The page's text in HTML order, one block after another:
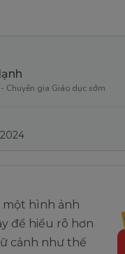
Chuyên gia Giáo dục sớm
một hình ảnh
để hiểu rõ hơn
cảnh như thế